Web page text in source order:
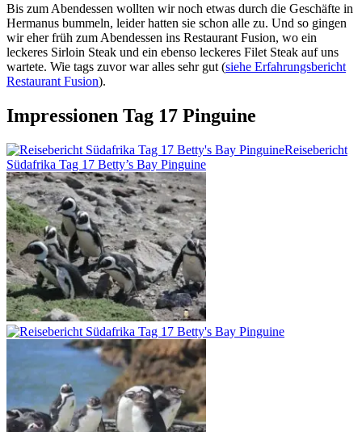
Bis zum Abendessen wollten wir noch etwas durch die Geschäfte in
Hermanus bummeln, leider hatten sie schon alle zu. Und so gingen
wir eher früh zum Abendessen ins Restaurant Fusion, wo ein
leckeres Sirloin Steak und ein ebenso leckeres Filet Steak auf uns
wartete. Wie tags zuvor war alles sehr gut (siehe Erfahrungsbericht
Restaurant Fusion).
Impressionen Tag 17 Pinguine
Reisebericht
Südafrika Tag 17 Betty’s Bay Pinguine